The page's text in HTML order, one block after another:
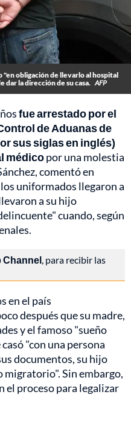
"en obligación de llevarlo al hospital
dar la dirección de su casa. AFP
fue arrestado por el
de Aduanas de
sus siglas en inglés)
médicopor una molestia
comentó en
uniformados llegaron a
a su hijo
cuando, según
Channel, para recibir las
en el país
después que su madre,
y el famoso "sueño
casó "con una persona
documentos, su hijo
migratorio". Sin embargo,
el proceso para legalizar